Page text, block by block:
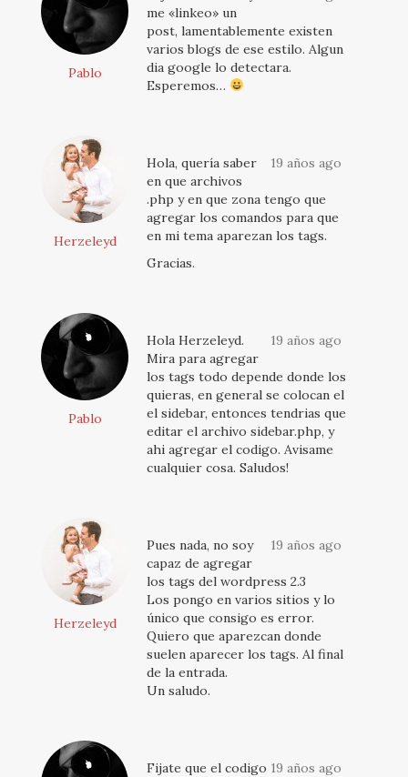
Pablo
me «linkeo» un
post, lamentablemente existen
varios blogs de ese estilo. Algun
dia google lo detectara.
Esperemos…
Herzeleyd
19 años ago
Hola, quería saber
en que archivos
.php y en que zona tengo que
agregar los comandos para que
en mi tema aparezan los tags.
Gracias.
Pablo
19 años ago
Hola Herzeleyd.
Mira para agregar
los tags todo depende donde los
quieras, en general se colocan el
el sidebar, entonces tendrias que
editar el archivo sidebar.php, y
ahi agregar el codigo. Avisame
cualquier cosa. Saludos!
Herzeleyd
19 años ago
Pues nada, no soy
capaz de agregar
los tags del wordpress 2.3
Los pongo en varios sitios y lo
único que consigo es error.
Quiero que aparezcan donde
suelen aparecer los tags. Al final
de la entrada.
Un saludo.
19 años ago
Fijate que el codigo